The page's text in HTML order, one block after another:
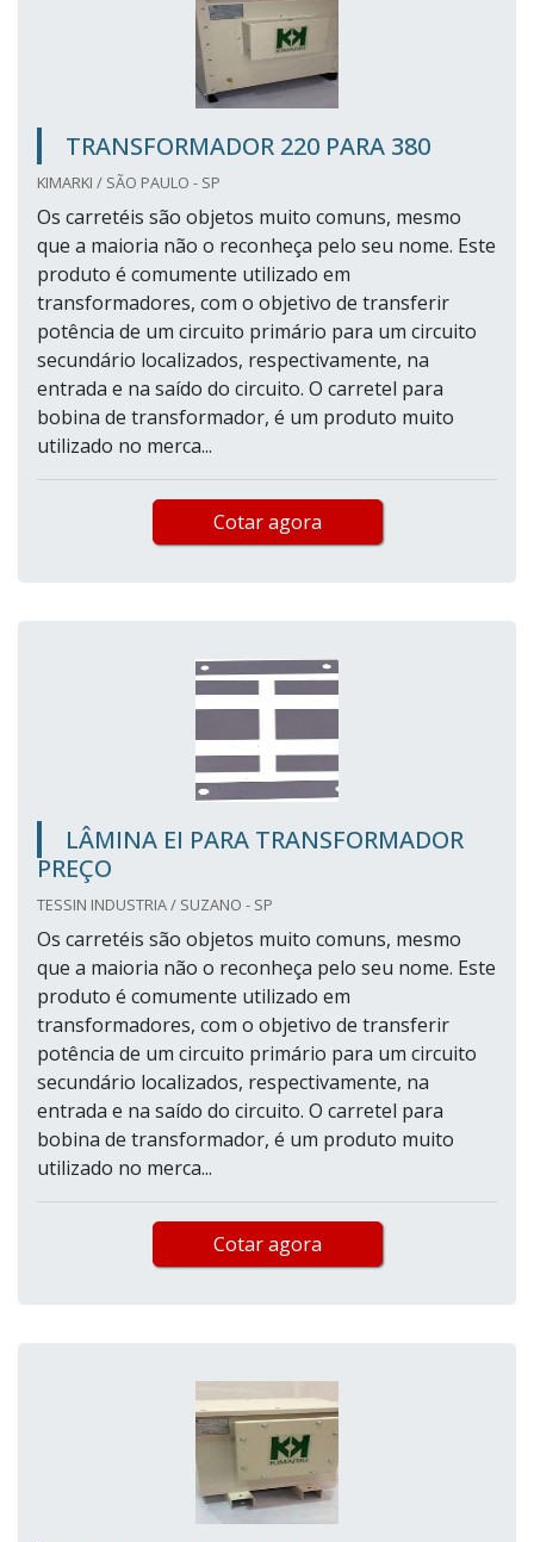
TRANSFORMADOR 220 PARA 380
KIMARKI / SÃO PAULO - SP
Os carretéis são objetos muito comuns, mesmo
que a maioria não o reconheça pelo seu nome. Este
produto é comumente utilizado em
transformadores, com o objetivo de transferir
potência de um circuito primário para um circuito
secundário localizados, respectivamente, na
entrada e na saído do circuito. O carretel para
bobina de transformador, é um produto muito
utilizado no merca...
Cotar agora
LÂMINA EI PARA TRANSFORMADOR
PREÇO
TESSIN INDUSTRIA / SUZANO - SP
Os carretéis são objetos muito comuns, mesmo
que a maioria não o reconheça pelo seu nome. Este
produto é comumente utilizado em
transformadores, com o objetivo de transferir
potência de um circuito primário para um circuito
secundário localizados, respectivamente, na
entrada e na saído do circuito. O carretel para
bobina de transformador, é um produto muito
utilizado no merca...
Cotar agora